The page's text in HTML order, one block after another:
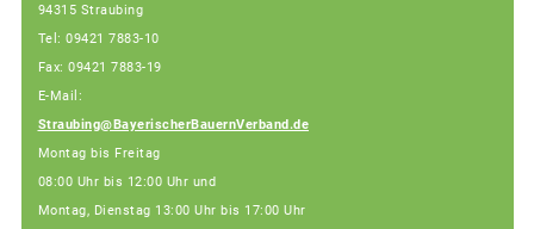
94315 Straubing
Tel: 09421 7883-10
Fax: 09421 7883-19
E-Mail:
Straubing@BayerischerBauernVerband.de
Montag bis Freitag
08:00 Uhr bis 12:00 Uhr und
Montag, Dienstag 13:00 Uhr bis 17:00 Uhr